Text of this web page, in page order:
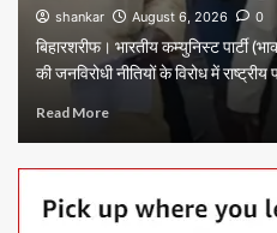
shankar August 6, 2026 0
बिहारशरीफ। भारतीय कम्युनिस्ट पार्टी
की जनविरोधी नीतियों के विरोध में
Read More